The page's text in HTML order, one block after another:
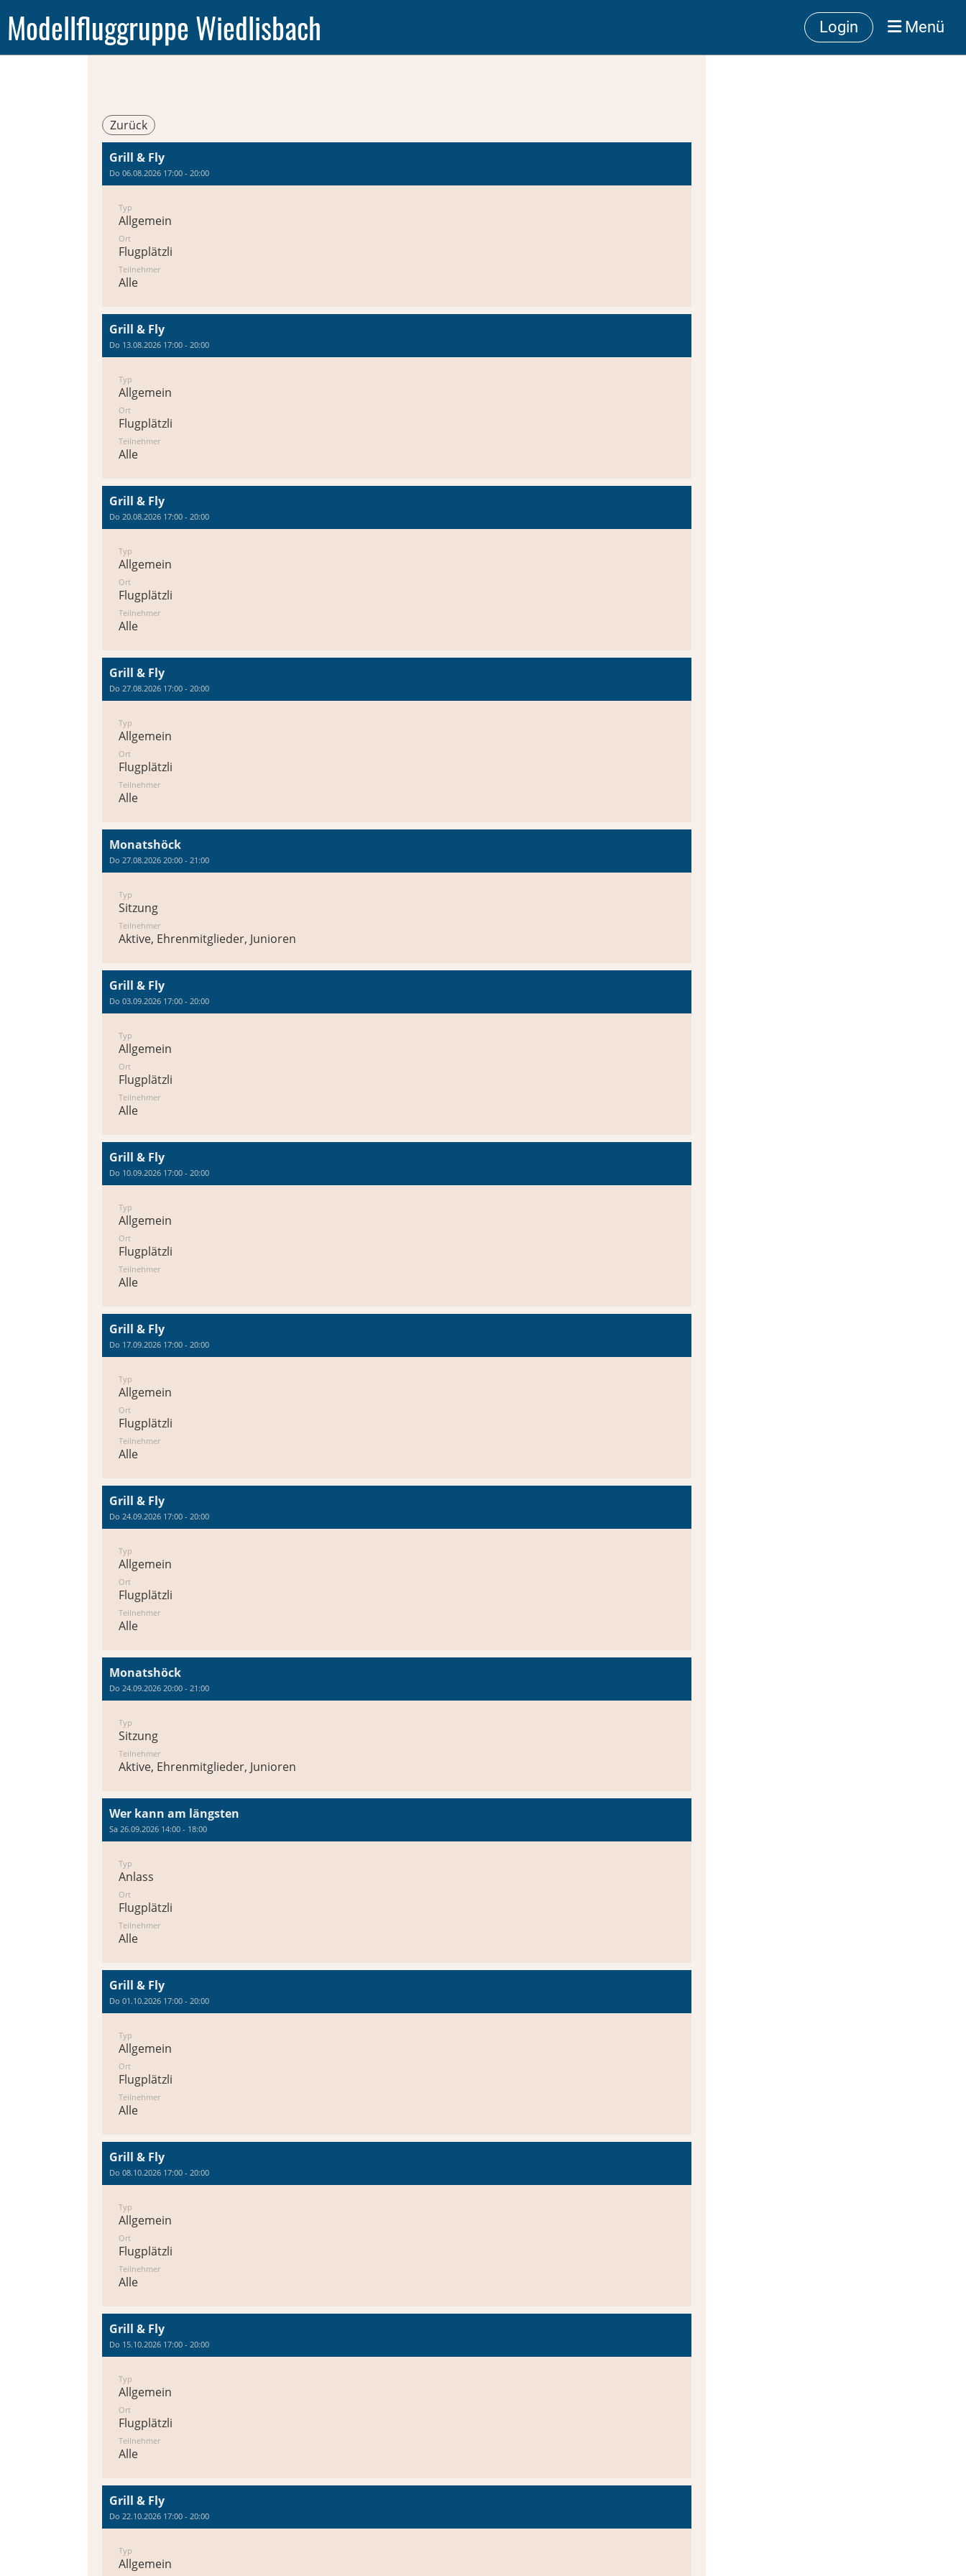
Modellfluggruppe Wiedlisbach Login Menü
Zurück
Grill & Fly
Do 06.08.2026 17:00 - 20:00
Typ
Allgemein
Ort
Flugplätzli
Teilnehmer
Alle
Grill & Fly
Do 13.08.2026 17:00 - 20:00
Typ
Allgemein
Ort
Flugplätzli
Teilnehmer
Alle
Grill & Fly
Do 20.08.2026 17:00 - 20:00
Typ
Allgemein
Ort
Flugplätzli
Teilnehmer
Alle
Grill & Fly
Do 27.08.2026 17:00 - 20:00
Typ
Allgemein
Ort
Flugplätzli
Teilnehmer
Alle
Monatshöck
Do 27.08.2026 20:00 - 21:00
Typ
Sitzung
Teilnehmer
Aktive, Ehrenmitglieder, Junioren
Grill & Fly
Do 03.09.2026 17:00 - 20:00
Typ
Allgemein
Ort
Flugplätzli
Teilnehmer
Alle
Grill & Fly
Do 10.09.2026 17:00 - 20:00
Typ
Allgemein
Ort
Flugplätzli
Teilnehmer
Alle
Grill & Fly
Do 17.09.2026 17:00 - 20:00
Typ
Allgemein
Ort
Flugplätzli
Teilnehmer
Alle
Grill & Fly
Do 24.09.2026 17:00 - 20:00
Typ
Allgemein
Ort
Flugplätzli
Teilnehmer
Alle
Monatshöck
Do 24.09.2026 20:00 - 21:00
Typ
Sitzung
Teilnehmer
Aktive, Ehrenmitglieder, Junioren
Wer kann am längsten
Sa 26.09.2026 14:00 - 18:00
Typ
Anlass
Ort
Flugplätzli
Teilnehmer
Alle
Grill & Fly
Do 01.10.2026 17:00 - 20:00
Typ
Allgemein
Ort
Flugplätzli
Teilnehmer
Alle
Grill & Fly
Do 08.10.2026 17:00 - 20:00
Typ
Allgemein
Ort
Flugplätzli
Teilnehmer
Alle
Grill & Fly
Do 15.10.2026 17:00 - 20:00
Typ
Allgemein
Ort
Flugplätzli
Teilnehmer
Alle
Grill & Fly
Do 22.10.2026 17:00 - 20:00
Typ
Allgemein